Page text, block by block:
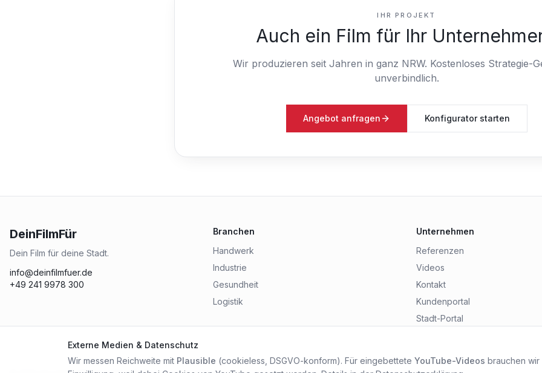
IHR PROJEKT
Auch ein Film für Ihr
Wir produzieren seit Jahren in ganz NRW. Kostenloses Strategie-
unverbindlich.
Angebot anfragen Konfigurator starten
DeinFilmFür
Dein Film für deine Stadt.
info@deinfilmfuer.de
+49 241 9978 300
Branchen
Handwerk
Industrie
Gesundheit
Logistik
Unternehmen
Referenzen
Videos
Kontakt
Kundenportal
Stadt-Portal
Externe Medien & Datenschutz
Wir messen Reichweite mit Plausible (cookieless, DSGVO-konform). Für eingebettete YouTube-Videos brauchen